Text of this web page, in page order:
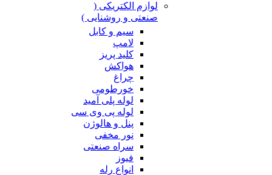
لوازم الکتریکی (
صنعتی و روشنایی )
سیم و کابل
لامپ
کلید پریز
هواکش
چراغ
خورطومی
لوله پلی آمید
لوله پی وی سی
پنل و هالوژن
نور مخفی
سراه صنعتی
فیوز
انواع رله